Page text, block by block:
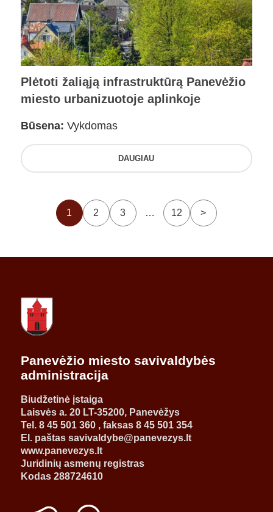
Plėtoti žaliąją infrastruktūrą Panevėžio
miesto urbanizuotoje aplinkoje
Būsena: Vykdomas
DAUGIAU
1 2 3 … 12 >
Panevėžio miesto savivaldybės
administracija
Biudžetinė įstaiga
Laisvės a. 20 LT-35200, Panevėžys
Tel. 8 45 501 360 , faksas 8 45 501 354
El. paštas savivaldybe@panevezys.lt
www.panevezys.lt
Juridinių asmenų registras
Kodas 288724610